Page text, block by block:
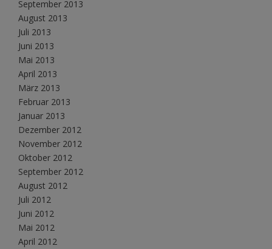
September 2013
August 2013
Juli 2013
Juni 2013
Mai 2013
April 2013
März 2013
Februar 2013
Januar 2013
Dezember 2012
November 2012
Oktober 2012
September 2012
August 2012
Juli 2012
Juni 2012
Mai 2012
April 2012